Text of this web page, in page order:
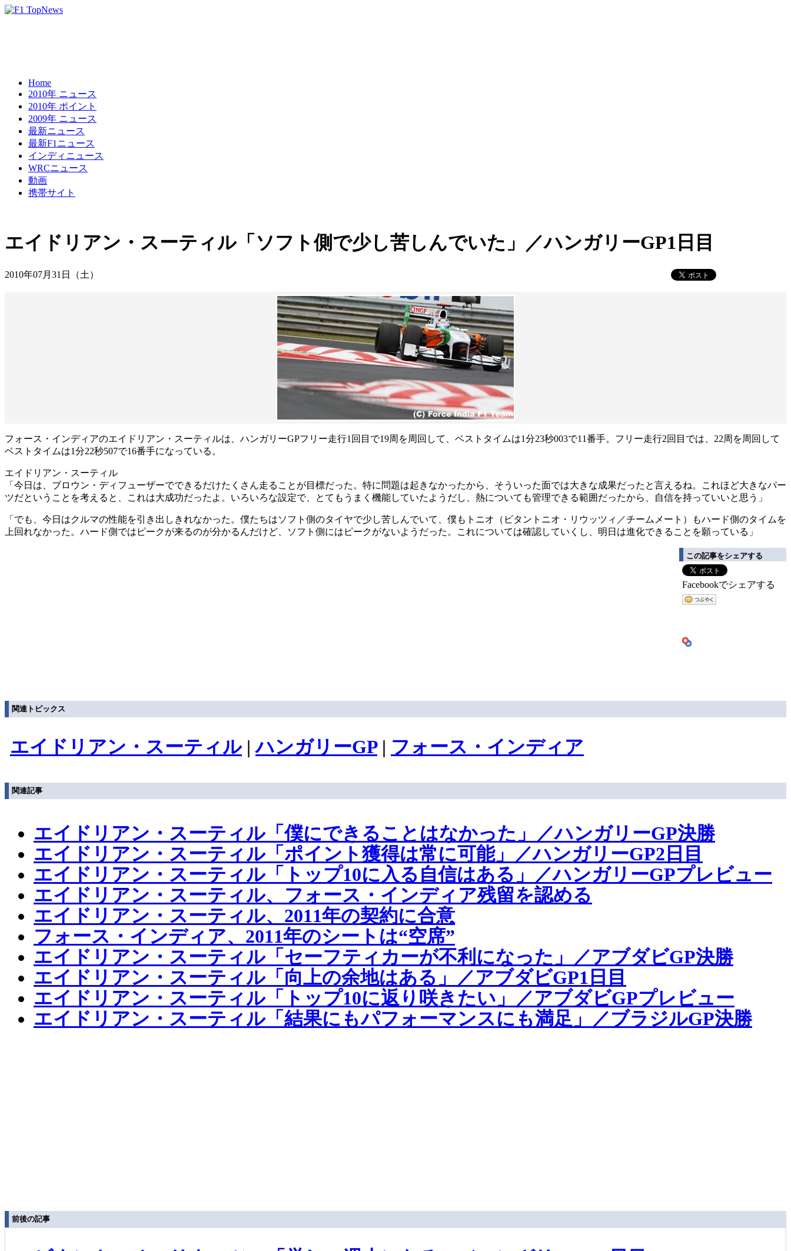
Home
2010年 ニュース
2010年 ポイント
2009年 ニュース
最新ニュース
最新F1ニュース
インディニュース
WRCニュース
動画
携帯サイト
エイドリアン・スーティル「ソフト側で少し苦しんでいた」／ハンガリーGP1日目
2010年07月31日（土）
フォース・インディアのエイドリアン・スーティルは、ハンガリーGPフリー走行1回目で19周を周回して、ベストタイムは1分23秒003で11番手。フリー走行2回目では、22周を周回して
ベストタイムは1分22秒507で16番手になっている。
エイドリアン・スーティル
「今日は、ブロウン・ディフューザーでできるだけたくさん走ることが目標だった。特に問題は起きなかったから、そういった面では大きな成果だったと言えるね。これほど大きなパー
ツだということを考えると、これは大成功だったよ。いろいろな設定で、とてもうまく機能していたようだし、熱についても管理できる範囲だったから、自信を持っていいと思う」
「でも、今日はクルマの性能を引き出しきれなかった。僕たちはソフト側のタイヤで少し苦しんでいて、僕もトニオ（ビタントニオ・リウッツィ／チームメート）もハード側のタイムを
上回れなかった。ハード側ではピークが来るのが分かるんだけど、ソフト側にはピークがないようだった。これについては確認していくし、明日は進化できることを願っている」
この記事をシェアする
Facebookでシェアする
関連トピックス
エイドリアン・スーティル|ハンガリーGP| フォース・インディア
関連記事
エイドリアン・スーティル「僕にできることはなかった」／ハンガリーGP決勝
エイドリアン・スーティル「ポイント獲得は常に可能」／ハンガリーGP2日目
エイドリアン・スーティル「トップ10に入る自信はある」／ハンガリーGPプレビュー
エイドリアン・スーティル、フォース・インディア残留を認める
エイドリアン・スーティル、2011年の契約に合意
フォース・インディア、2011年のシートは“空席”
エイドリアン・スーティル「セーフティカーが不利になった」／アブダビGP決勝
エイドリアン・スーティル「向上の余地はある」／アブダビGP1日目
エイドリアン・スーティル「トップ10に返り咲きたい」／アブダビGPプレビュー
エイドリアン・スーティル「結果にもパフォーマンスにも満足」／ブラジルGP決勝
前後の記事